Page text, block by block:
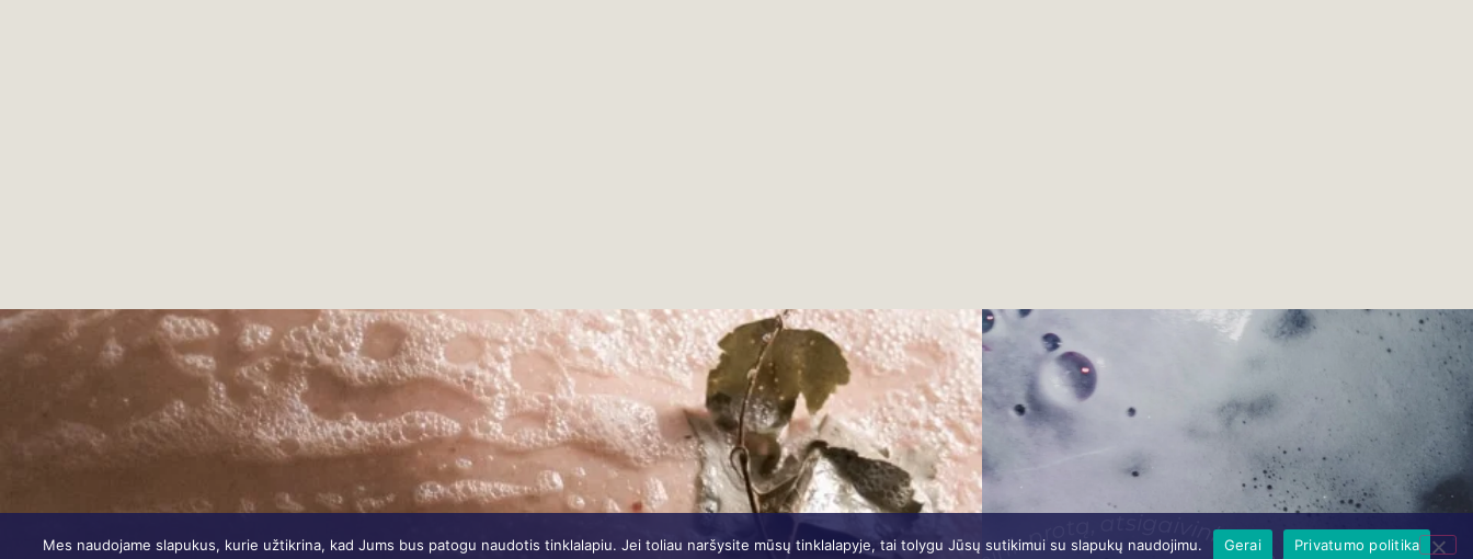
Mes naudojame slapukus, kurie užtikrina, kad Jums bus patogu naudotis tinklalapiu. Jei toliau naršysite mūsų tinklalapyje, tai tolygu Jūsų sutikimui su slapukų naudojimu. Gerai Privatumo politika